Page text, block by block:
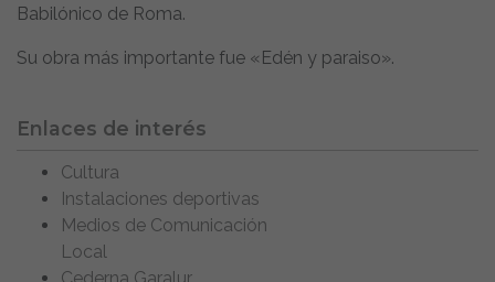
Babilónico de Roma.
Su obra más importante fue «Edén y paraiso».
Enlaces de interés
Cultura
Instalaciones deportivas
Medios de Comunicación
Local